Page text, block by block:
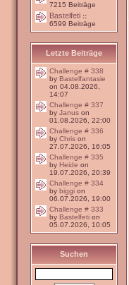
7215 Beiträge
Bastelfeti ::
6599 Beiträge
Letzte Beiträge
Challenge # 338
by Bastelfantasie
on 04.08.2026,
14:07
Challenge # 337
by Janus on
01.08.2026, 22:00
Challenge # 336
by Chris on
27.07.2026, 16:05
Challenge # 335
by Heide on
19.07.2026, 20:39
Challenge # 334
by biggi on
06.07.2026, 19:00
Challenge # 333
by Bastelfeti on
05.07.2026, 10:05
Suchen